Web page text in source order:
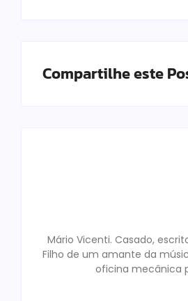
Compartilhe este
Mário Vicenti. Casado,
Filho de um amante da
oficina mecânica